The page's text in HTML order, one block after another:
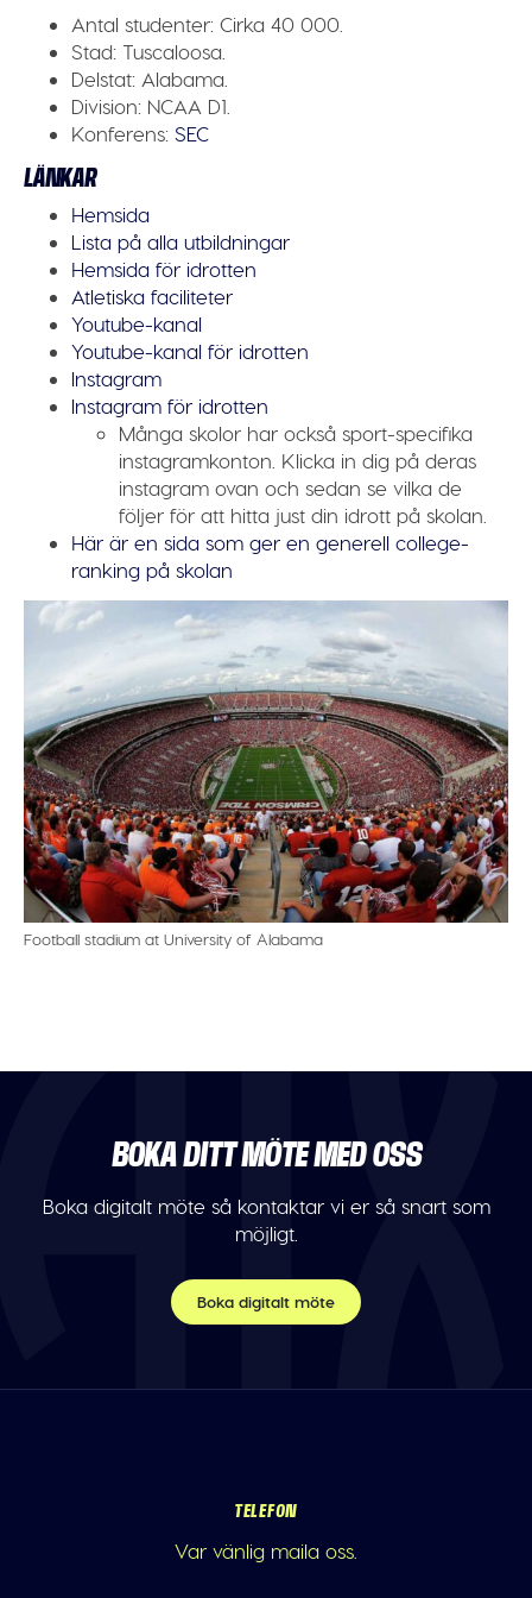
Antal studenter:Cirka 40 000.
Stad: Tuscaloosa.
Delstat: Alabama.
Division: NCAA D1.
Konferens: SEC
LÄNKAR
Hemsida
Lista på alla utbildningar
Hemsida för idrotten
Atletiska faciliteter
Youtube-kanal
Youtube-kanal för idrotten
Instagram
Instagram för idrotten
Många skolor har också sport-specifika
instagramkonton. Klicka in dig på deras
instagram ovan och sedan se vilka de
följer för att hitta just din idrott på skolan.
Här är en sida som ger en generell college-
ranking på skolan
Football stadium at University of Alabama
BOKA DITT MÖTE MED OSS
Boka digitalt möte så kontaktar vi er så snart som
möjligt.
Boka digitalt möte
TELEFON
Var vänlig maila oss.